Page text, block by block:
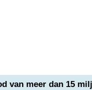
van meer dan 15